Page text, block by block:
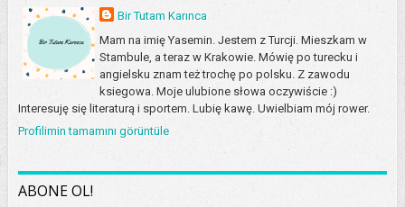
Bir Tutam Karınca
Mam na imię Yasemin. Jestem z Turcji. Mieszkam w
Stambule, a teraz w Krakowie. Mówię po turecku i
angielsku znam też trochę po polsku. Z zawodu
ksiegowa. Moje ulubione słowa oczywiście :)
Interesuję się literaturą i sportem. Lubię kawę. Uwielbiam mój rower.
Profilimin tamamını görüntüle
ABONE OL!